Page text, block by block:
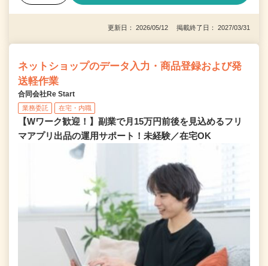
更新日： 2026/05/12 掲載終了日： 2027/03/31
ネットショップのデータ入力・商品登録および発
送軽作業
合同会社Re Start
業務委託 在宅・内職
【Wワーク歓迎！】副業で月15万円前後を見込めるフリ
マアプリ出品の運用サポート！未経験／在宅OK